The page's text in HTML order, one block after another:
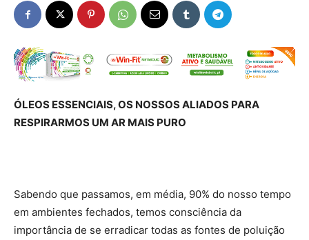
ÓLEOS ESSENCIAIS, OS NOSSOS ALIADOS PARA
RESPIRARMOS UM AR MAIS PURO
Sabendo que passamos, em média, 90% do nosso tempo
em ambientes fechados, temos consciência da
importância de se erradicar todas as fontes de poluição